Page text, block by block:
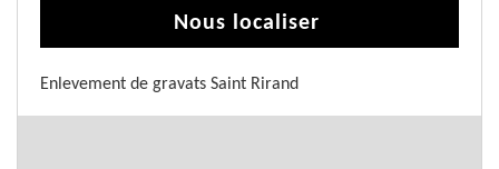
Nous localiser
Enlevement de gravats Saint Rirand